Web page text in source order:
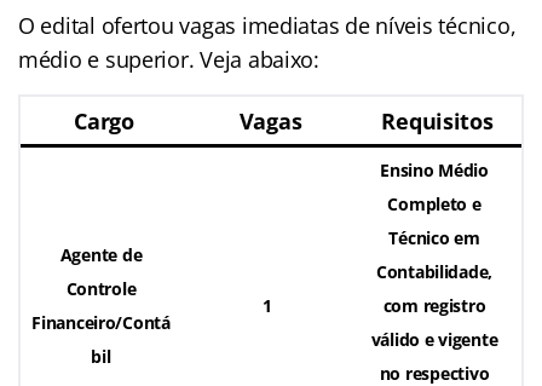
O edital ofertou vagas imediatas de níveis técnico,
médio e superior. Veja abaixo:
Cargo Vagas Requisitos
Agente de
Controle
Financeiro/Contá
bil
1
Ensino Médio
Completo e
Técnico em
Contabilidade,
com registro
válido e vigente
no respectivo